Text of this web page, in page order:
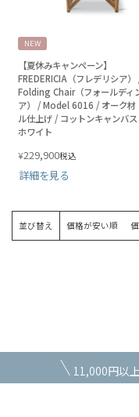
NEW
【夏休みキャンペーン】
FREDERICIA（フレデリシア
Folding Chair（フォールディ
ア） / Model 6016 / オーク材
ル仕上げ / コットンキャンバ
ホワイト
¥229,900税込
詳細を見る
並び替え 価格が安い順
11,000円以